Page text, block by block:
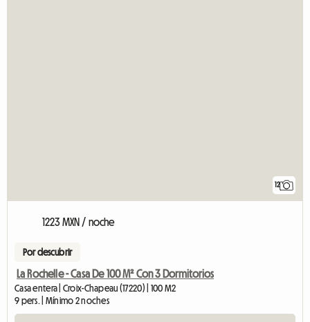
12
1223 MXN / noche
Por descubrir
La Rochelle - Casa De 100 M² Con 3 Dormitorios
Casa entera | Croix-Chapeau (17220) | 100 M2
9 pers. | Mínimo 2 noches